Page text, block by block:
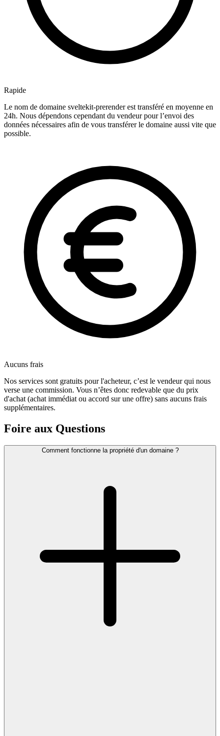
Rapide
Le nom de domaine sveltekit-prerender est transféré en moyenne en
24h. Nous dépendons cependant du vendeur pour l’envoi des
données nécessaires afin de vous transférer le domaine aussi vite que
possible.
Aucuns frais
Nos services sont gratuits pour l'acheteur, c’est le vendeur qui nous
verse une commission. Vous n’êtes donc redevable que du prix
d'achat (achat immédiat ou accord sur une offre) sans aucuns frais
supplémentaires.
Foire aux Questions
Comment fonctionne la propriété d'un domaine ?